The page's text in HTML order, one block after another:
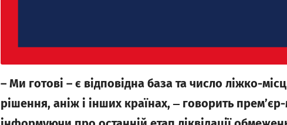
– Ми готові – є відповідна база та число ліжко-
рішення, аніж і інших країнах, ‒ говорить